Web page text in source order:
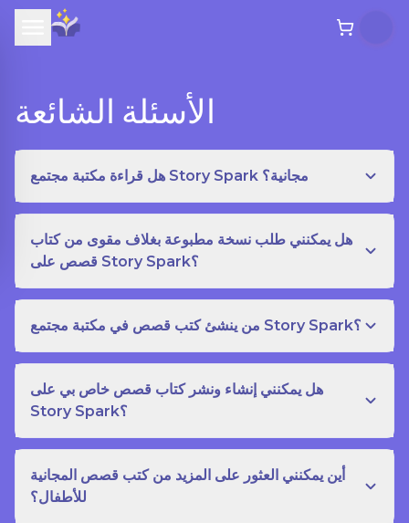
الأسئلة الشائعة
هل قراءة مكتبة مجتمع Story Spark مجانية؟
هل يمكنني طلب نسخة مطبوعة بغلاف مقوى من كتاب
قصص على Story Spark؟
من ينشئ كتب قصص في مكتبة مجتمع Story Spark؟
هل يمكنني إنشاء ونشر كتاب قصص خاص بي على
Story Spark؟
أين يمكنني العثور على المزيد من كتب قصص المجانية
للأطفال؟